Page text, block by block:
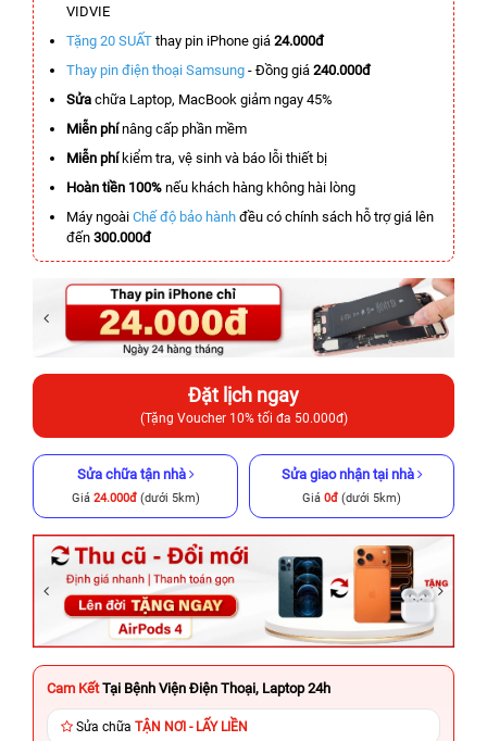
VIDVIE
Tặng 20 SUẤT thay pin iPhone giá 24.000đ
Thay pin điện thoại Samsung - Đồng giá 240.000đ
Sửa chữa Laptop, MacBook giảm ngay 45%
Miễn phínâng cấp phần mềm
Miễn phíkiểm tra, vệ sinh và báo lỗi thiết bị
Hoàn tiền 100% nếu khách hàng không hài lòng
Máy ngoài Chế độ bảo hành đều có chính sách hỗ trợ giá lên
đến 300.000đ
Đặt lịch ngay
(Tặng Voucher 10% tối đa 50.000đ)
Sửa chữa tận nhà
Giá 24.000đ(dưới 5km)
Sửa giao nhận tại nhà
Giá 0đ (dưới 5km)
Cam Kết Tại Bệnh Viện Điện Thoại, Laptop 24h
Sửa chữa TẬN NƠI - LẤY LIỀN